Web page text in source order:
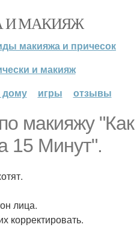
И МАКИЯЖ
макияжа и причесок
и макияж
дому
игры отзывы
макияжу "Как
15 Минут".
лица.
корректировать.